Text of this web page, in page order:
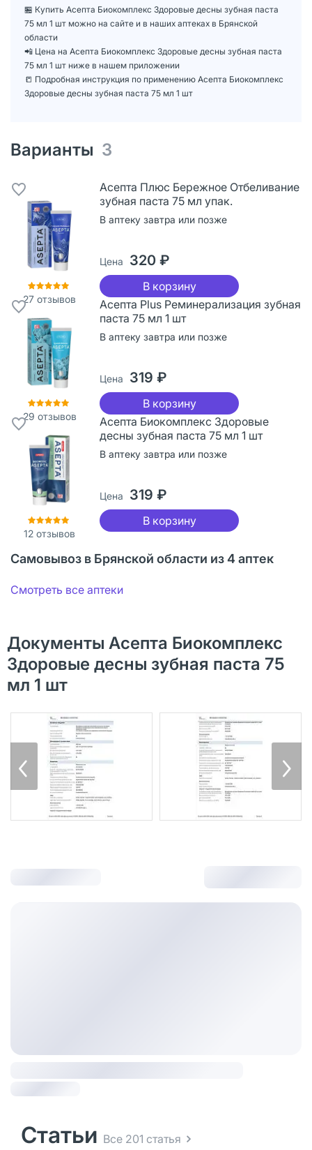
🏪 Купить Асепта Биокомплекс Здоровые десны зубная паста
75 мл 1 шт можно на сайте и в наших аптеках в Брянской
области
📲 Цена на Асепта Биокомплекс Здоровые десны зубная паста
75 мл 1 шт ниже в нашем приложении
📒 Подробная инструкция по применению Асепта Биокомплекс
Здоровые десны зубная паста 75 мл 1 шт
Варианты 3
27 отзывов
Асепта Плюс Бережное Отбеливание
зубная паста 75 мл упак.
В аптеку завтра или позже
Цена 320 ₽
В корзину
29 отзывов
Асепта Plus Реминерализация зубная
паста 75 мл 1 шт
В аптеку завтра или позже
Цена 319 ₽
В корзину
12 отзывов
Асепта Биокомплекс Здоровые
десны зубная паста 75 мл 1 шт
В аптеку завтра или позже
Цена 319 ₽
В корзину
Самовывоз в Брянской области из 4 аптек
Смотреть все аптеки
Документы Асепта Биокомплекс
Здоровые десны зубная паста 75
мл 1 шт
Статьи Все 201 статья